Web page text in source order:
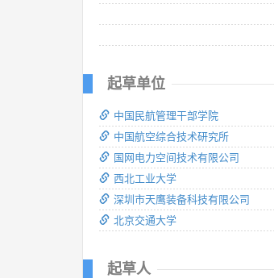
起草单位
中国民航管理干部学院
中国航空综合技术研究所
国网电力空间技术有限公司
西北工业大学
深圳市天鹰装备科技有限公司
北京交通大学
起草人